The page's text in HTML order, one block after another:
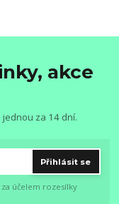
akce
za 14 dní.
Přihlásit se
za účelem rozesílky